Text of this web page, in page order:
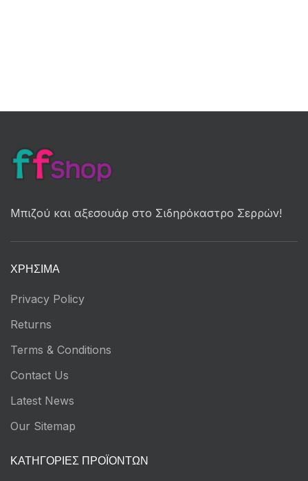
Μπιζού και αξεσουάρ στο Σιδηρόκαστρο Σερρών!
ΧΡΉΣΙΜΑ
Privacy Policy
Returns
Terms & Conditions
Contact Us
Latest News
Our Sitemap
ΚΑΤΗΓΟΡΊΕΣ ΠΡΟΪΌΝΤΩΝ